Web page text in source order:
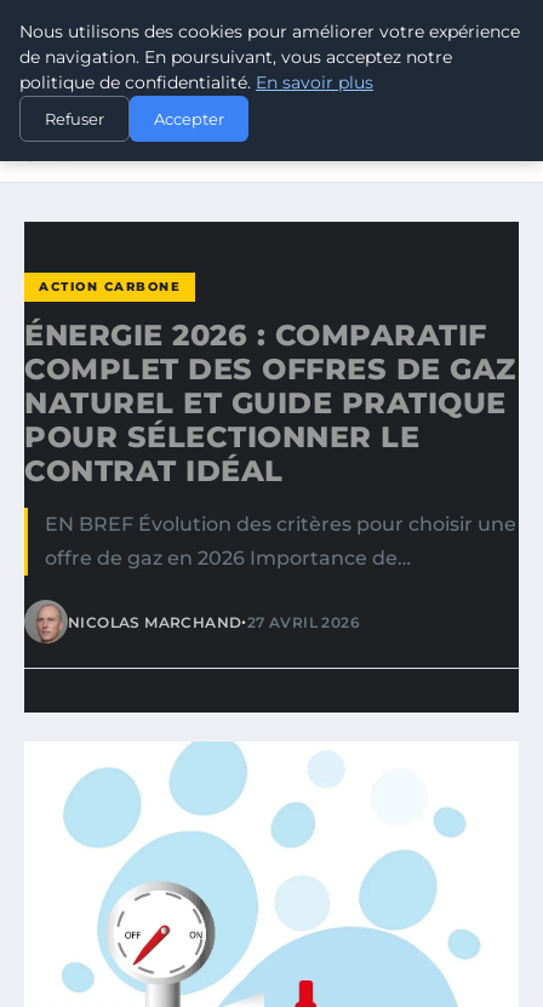
CLIMATE RESPONSE BLOG
ACCUEIL
ACTION CARBONE
ÉNERGIE 2026 : COMPARATIF COMPLET DES OFFRES DE
ACTION CARBONE
ÉNERGIE 2026 : COMPARATIF
COMPLET DES OFFRES DE GAZ
NATUREL ET GUIDE PRATIQUE
POUR SÉLECTIONNER LE
CONTRAT IDÉAL
EN BREF Évolution des critères pour choisir une
offre de gaz en 2026 Importance de…
NICOLAS MARCHAND•27 AVRIL 2026
Nous utilisons des cookies pour améliorer votre expérience
de navigation. En poursuivant, vous acceptez notre
politique de confidentialité. En savoir plus
Refuser Accepter